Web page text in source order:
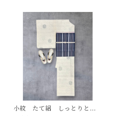
小紋 たて絽 しっとりとし